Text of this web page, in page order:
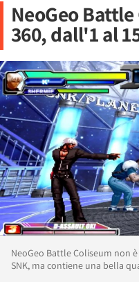
NeoGeo
360, dall'1 al
NeoGeo Battle Coliseum non
SNK, ma contiene una bella